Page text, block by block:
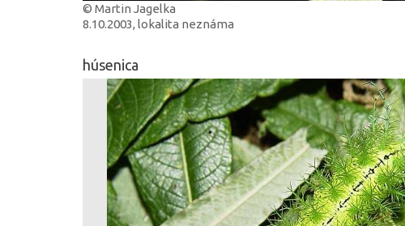
© Martin Jagelka
8.10.2003, lokalita neznáma
húsenica